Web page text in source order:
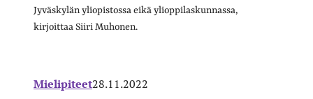
Jyväskylän yliopistossa eikä ylioppilaskunnassa,
kirjoittaa Siiri Muhonen.
Mielipiteet28.11.2022